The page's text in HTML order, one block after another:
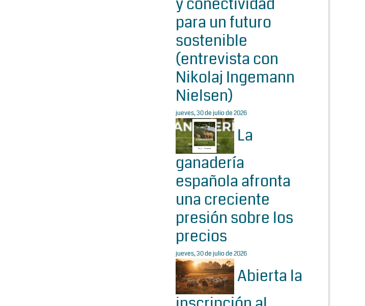
y conectividad
para un futuro
sostenible
(entrevista con
Nikolaj Ingemann
Nielsen)
jueves, 30 de julio de 2026
La
ganadería
española afronta
una creciente
presión sobre los
precios
jueves, 30 de julio de 2026
Abierta la